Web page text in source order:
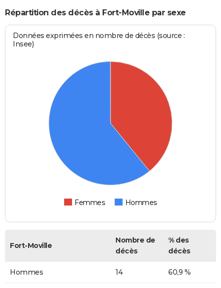
Répartition des décès à Fort-Moville par sexe
Données exprimées en nombre de décès (source :
Insee)
Femmes Hommes
Fort-Moville
Nombre de
décès
% des
décès
Hommes 14 60,9 %